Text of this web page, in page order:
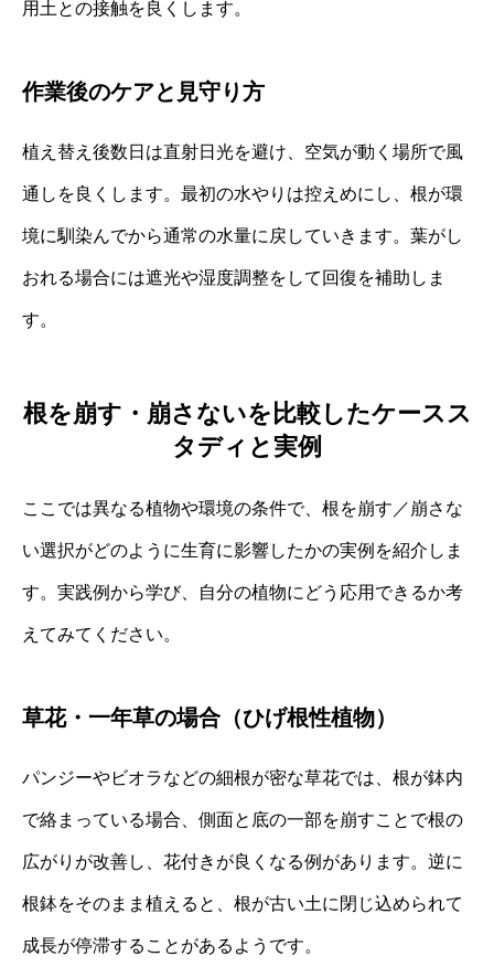
用土との接触を良くします。
作業後のケアと見守り方
植え替え後数日は直射日光を避け、空気が動く場所で風
通しを良くします。最初の水やりは控えめにし、根が環
境に馴染んでから通常の水量に戻していきます。葉がし
おれる場合には遮光や湿度調整をして回復を補助しま
す。
根を崩す・崩さないを比較したケースス
タディと実例
ここでは異なる植物や環境の条件で、根を崩す／崩さな
い選択がどのように生育に影響したかの実例を紹介しま
す。実践例から学び、自分の植物にどう応用できるか考
えてみてください。
草花・一年草の場合（ひげ根性植物）
パンジーやビオラなどの細根が密な草花では、根が鉢内
で絡まっている場合、側面と底の一部を崩すことで根の
広がりが改善し、花付きが良くなる例があります。逆に
根鉢をそのまま植えると、根が古い土に閉じ込められて
成長が停滞することがあるようです。